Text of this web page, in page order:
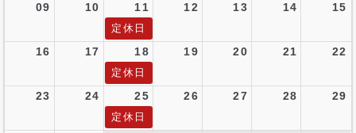
09 10 11 12 13 14 15
定休日
16 17 18 19 20 21 22
定休日
23 24 25 26 27 28 29
定休日